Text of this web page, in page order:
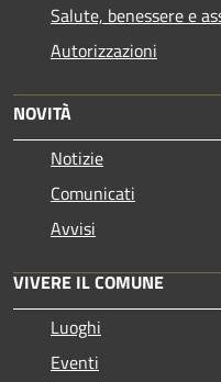
Salute, benessere e
Autorizzazioni
NOVITÀ
Notizie
Comunicati
Avvisi
VIVERE IL COMUNE
Luoghi
Eventi